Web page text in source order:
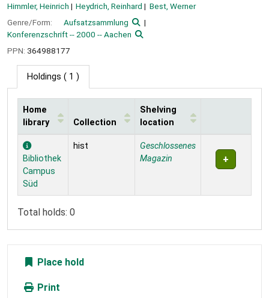
Himmler, Heinrich
Heydrich, Reinhard
Best, Werner
Genre/Form:
Aufsatzsammlung
Konferenzschrift -- 2000 -- Aachen
PPN: 364988177
Holdings ( 1 )
Holdings
Home
library
Collection
Shelving
location
Bibliothek
Campus
Süd
hist
Geschlossenes
Magazin
Total holds: 0
Place hold
Print